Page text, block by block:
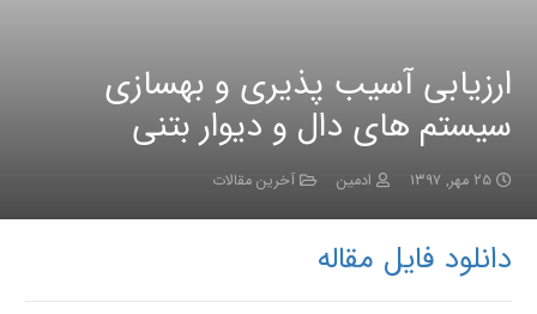
ارزیابی آسیب پذیری و بهسازی
سیستم های دال و دیوار بتنی
۲۵ مهر, ۱۳۹۷ ادمین آخرین مقالات
دانلود فایل مقاله